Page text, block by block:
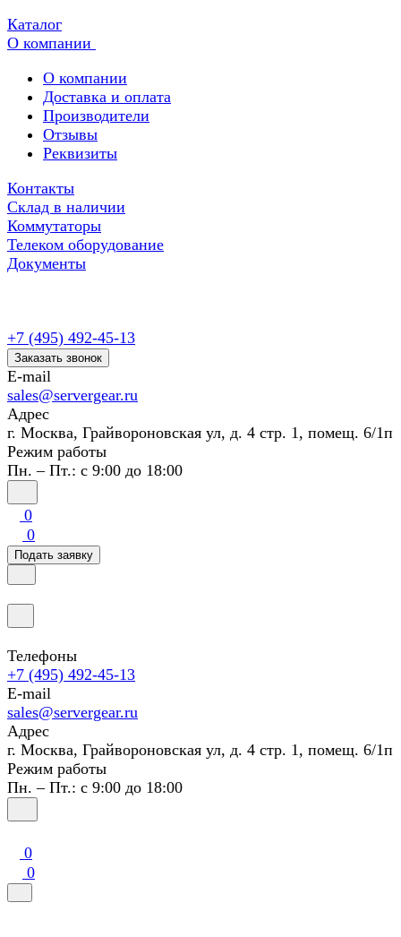
Каталог
О компании
О компании
Доставка и оплата
Производители
Отзывы
Реквизиты
Контакты
Склад в наличии
Коммутаторы
Телеком оборудование
Документы
+7 (495) 492-45-13
Заказать звонок
E-mail
sales@servergear.ru
Адрес
г. Москва, Грайвороновская ул, д. 4 стр. 1, помещ. 6/1п
Режим работы
Пн. – Пт.: с 9:00 до 18:00
0
0
Подать заявку
Телефоны
+7 (495) 492-45-13
E-mail
sales@servergear.ru
Адрес
г. Москва, Грайвороновская ул, д. 4 стр. 1, помещ. 6/1п
Режим работы
Пн. – Пт.: с 9:00 до 18:00
0
0